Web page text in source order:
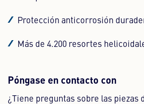
Protección anticorrosión
Más de 4.200 resortes
Póngase en contacto con
¿Tiene preguntas sobre las piezas